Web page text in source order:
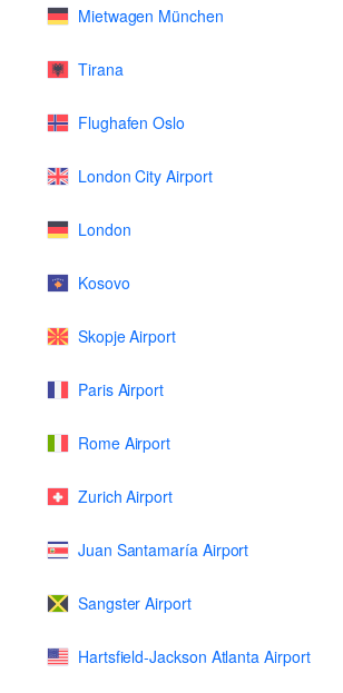
Mietwagen München
Tirana
Flughafen Oslo
London City Airport
London
Kosovo
Skopje Airport
Paris Airport
Rome Airport
Zurich Airport
Juan Santamaría Airport
Sangster Airport
Hartsfield-Jackson Atlanta Airport